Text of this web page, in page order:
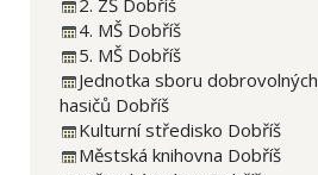
2. ZŠ Dobříš
4. MŠ Dobříš
5. MŠ Dobříš
Jednotka sboru dobrovolných
hasičů Dobříš
Kulturní středisko Dobříš
Městská knihovna Dobříš